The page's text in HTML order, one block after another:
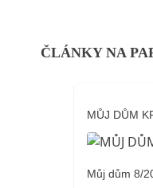
ČLÁNKY NA
MŮJ DŮM
Můj dům 8/